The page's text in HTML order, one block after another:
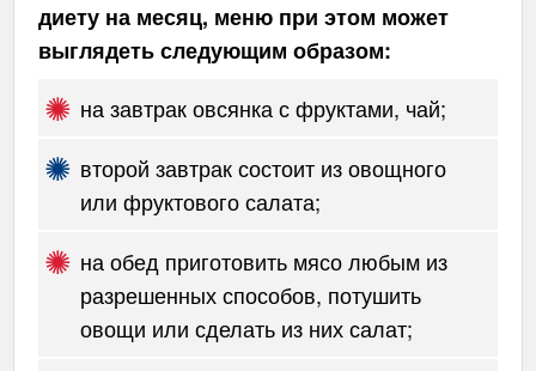
диету на месяц, меню при этом может
выглядеть следующим образом:
на завтрак овсянка с фруктами, чай;
второй завтрак состоит из овощного
или фруктового салата;
на обед приготовить мясо любым из
разрешенных способов, потушить
овощи или сделать из них салат;